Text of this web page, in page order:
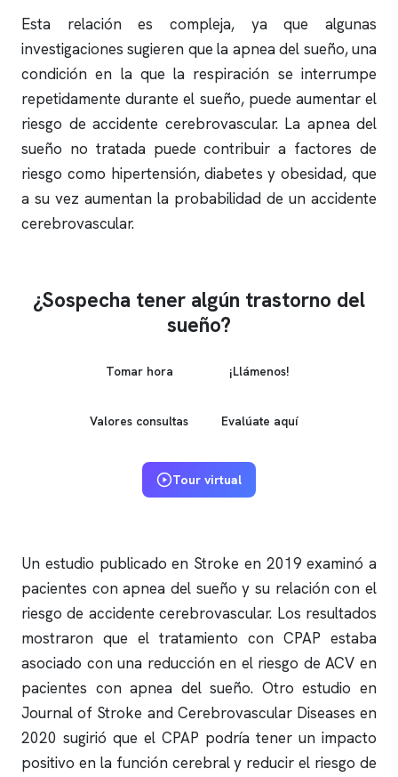
Esta relación es compleja, ya que algunas
investigaciones sugieren que la apnea del sueño, una
condición en la que la respiración se interrumpe
repetidamente durante el sueño, puede aumentar el
riesgo de accidente cerebrovascular. La apnea del
sueño no tratada puede contribuir a factores de
riesgo como hipertensión, diabetes y obesidad, que
a su vez aumentan la probabilidad de un accidente
cerebrovascular.
¿Sospecha tener algún trastorno del
sueño?
Tomar hora ¡Llámenos!
Valores consultas Evalúate aquí
Tour virtual
Un estudio publicado en Stroke en 2019 examinó a
pacientes conapnea del sueño y su relación con el
riesgo de accidente cerebrovascular. Los resultados
mostraron que el tratamiento con CPAP estaba
asociado con una reducción en el riesgo de ACV en
pacientes conapnea del sueño. Otro estudio en
Journal of Stroke and Cerebrovascular Diseases en
2020 sugirió que el CPAP podría tener un impacto
positivo en la función cerebral y reducir el riesgo de